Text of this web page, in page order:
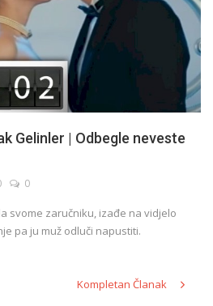
Gelinler | Odbegle neveste
0
svome zaručniku, izađe na vidjelo
pa ju muž odluči napustiti.
Kompletan Članak